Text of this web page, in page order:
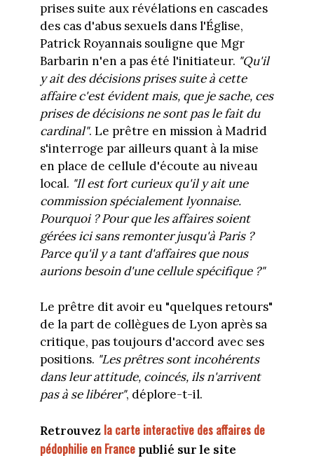
prises suite aux révélations en cascades
des cas d'abus sexuels dans l'Église,
Patrick Royannais souligne que Mgr
Barbarin n'en a pas été l'initiateur. "Qu'il
y ait des décisions prises suite à cette
affaire c'est évident mais, que je sache, ces
prises de décisions ne sont pas le fait du
cardinal". Le prêtre en mission à Madrid
s'interroge par ailleurs quant à la mise
en place de cellule d'écoute au niveau
local. "Il est fort curieux qu'il y ait une
commission spécialement lyonnaise.
Pourquoi ? Pour que les affaires soient
gérées ici sans remonter jusqu'à Paris ?
Parce qu'il y a tant d'affaires que nous
aurions besoin d'une cellule spécifique ?"
Le prêtre dit avoir eu "quelques retours"
de la part de collègues de Lyon après sa
critique, pas toujours d'accord avec ses
positions. "Les prêtres sont incohérents
dans leur attitude, coincés, ils n'arrivent
pas à se libérer", déplore-t-il.
Retrouvez la carte interactive des affaires de
pédophilie en Francepublié sur le site